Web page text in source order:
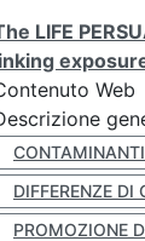
LIFE
Web
DIFFERENZE DI
PROMOZIONE